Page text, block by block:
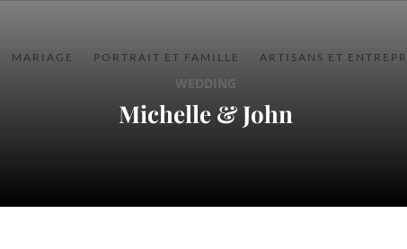
MARIAGE PORTRAIT ET FAMILLE ARTISANS ET
WEDDING
Michelle & John